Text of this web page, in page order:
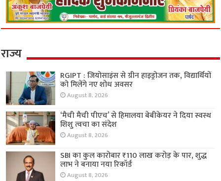
राज्य
RGIPT : जियोसाइंस से ग्रीन हाइड्रोजन तक, विद्यार्थियों
को मिलेंगे नए शोध अवसर
August 8, 2026
‘मैची मैची पीएच’ से हिमालया बेबीकेयर ने दिया स्वस्थ
शिशु त्वचा का संदेश
August 8, 2026
SBI का कुल कारोबार ₹110 लाख करोड़ के पार, शुद्ध
लाभ ने बनाया नया रिकॉर्ड
August 8, 2026